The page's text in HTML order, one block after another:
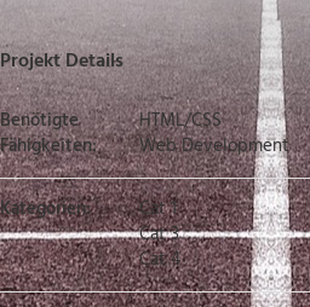
Projekt Details
Benötigte
Fähigkeiten:
HTML/CSS
Web Development
Kategorien:
Cat 1
Cat 3
Cat 4